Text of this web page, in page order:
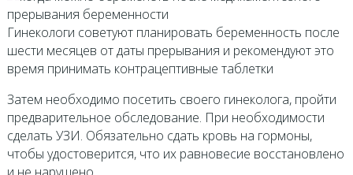
Гинекологи советуют планировать беременность после
шести месяцев от даты прерывания и рекомендуют это
время принимать контрацептивные таблетки
Затем необходимо посетить своего гинеколога, пройти
предварительное обследование. При необходимости
сделать УЗИ. Обязательно сдать кровь на гормоны,
чтобы удостоверится, что их равновесие восстановлено